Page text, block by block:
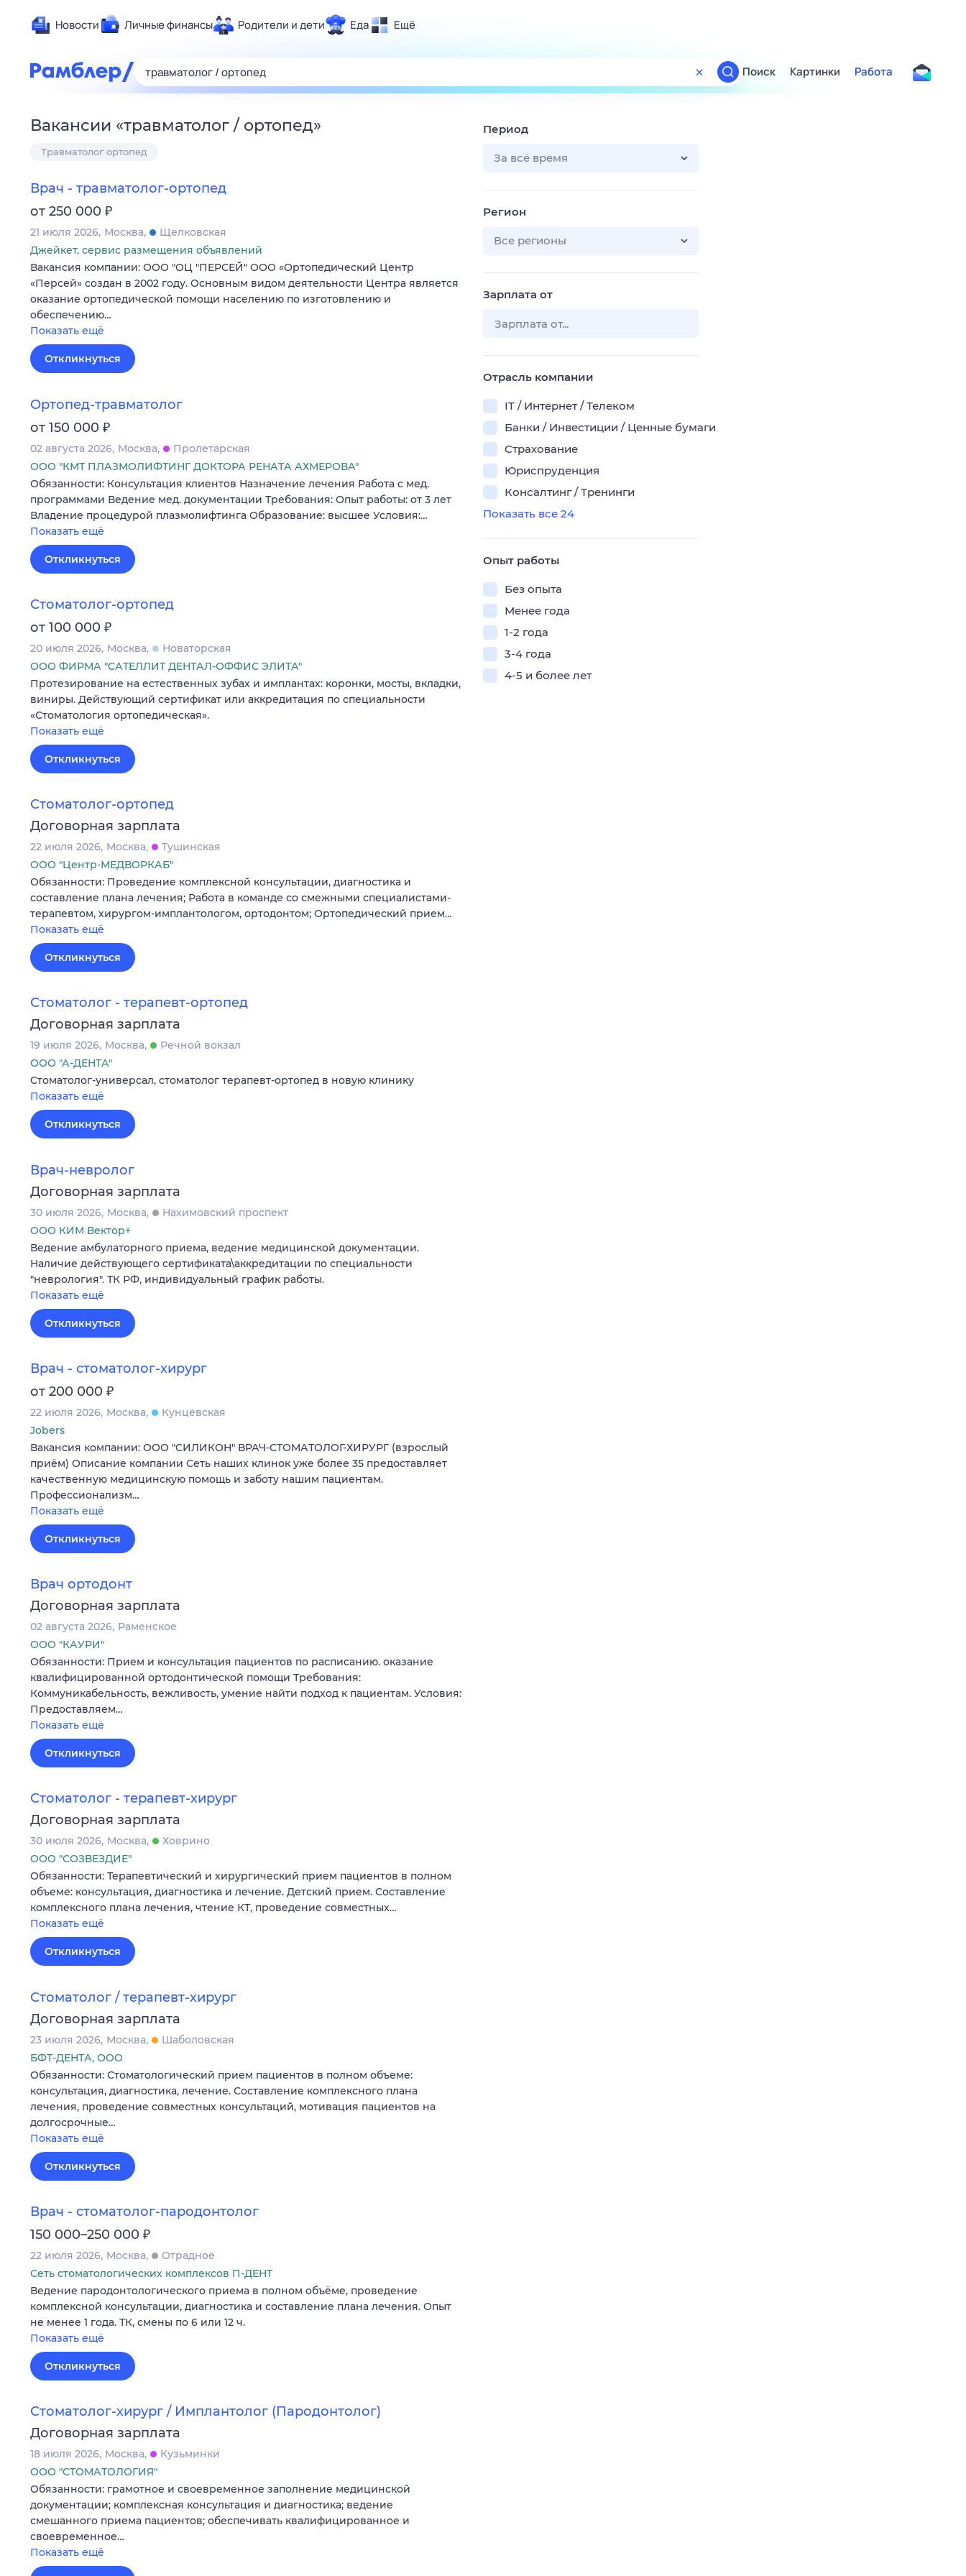
Новости Личные финансы Родители и дети Еда Ещё
Развлечения и отдых
Спорт
Гороскопы
Поиск
ТВ-программа
Поиск Картинки Работа
Вакансии «травматолог / ортопед»
Травматолог ортопед
Врач - травматолог-ортопед
от 250 000 ₽
21 июля 2026 Москва
Щелковская
Джейкет, сервис размещения объявлений
Вакансия компании: ООО "ОЦ "ПЕРСЕЙ" ООО «Ортопедический Центр
«Персей» создан в 2002 году. Основным видом деятельности Центра является
оказание ортопедической помощи населению по изготовлению и
обеспечению…
Показать ещё
Откликнуться
Ортопед-травматолог
от 150 000 ₽
02 августа 2026 Москва
Пролетарская
ООО "КМТ ПЛАЗМОЛИФТИНГ ДОКТОРА РЕНАТА АХМЕРОВА"
Обязанности: Консультация клиентов Назначение лечения Работа с мед.
программами Ведение мед. документации Требования: Опыт работы: от 3 лет
Владение процедурой плазмолифтинга Образование: высшее Условия:…
Показать ещё
Откликнуться
Стоматолог-ортопед
от 100 000 ₽
20 июля 2026 Москва
Новаторская
ООО ФИРМА "САТЕЛЛИТ ДЕНТАЛ-ОФФИС ЭЛИТА"
Протезирование на естественных зубах и имплантах: коронки, мосты, вкладки,
виниры. Действующий сертификат или аккредитация по специальности
«Стоматология ортопедическая».
Показать ещё
Откликнуться
Стоматолог-ортопед
Договорная зарплата
22 июля 2026 Москва
Тушинская
ООО "Центр-МЕДВОРКАБ"
Обязанности: Проведение комплексной консультации, диагностика и
составление плана лечения; Работа в команде со смежными специалистами-
терапевтом, хирургом-имплантологом, ортодонтом; Ортопедический прием…
Показать ещё
Откликнуться
Стоматолог - терапевт-ортопед
Договорная зарплата
19 июля 2026 Москва
Речной вокзал
ООО "А-ДЕНТА"
Стоматолог-универсал, стоматолог терапевт-ортопед в новую клинику
Показать ещё
Откликнуться
Врач-невролог
Договорная зарплата
30 июля 2026 Москва
Нахимовский проспект
ООО КИМ Вектор+
Ведение амбулаторного приема, ведение медицинской документации.
Наличие действующего сертификата\аккредитации по специальности
"неврология". ТК РФ, индивидуальный график работы.
Показать ещё
Откликнуться
Врач - стоматолог-хирург
от 200 000 ₽
22 июля 2026 Москва
Кунцевская
Jobers
Вакансия компании: ООО "СИЛИКОН" ВРАЧ-СТОМАТОЛОГ-ХИРУРГ (взрослый
приём) Описание компании Сеть наших клинок уже более 35 предоставляет
качественную медицинскую помощь и заботу нашим пациентам.
Профессионализм…
Показать ещё
Откликнуться
Врач ортодонт
Договорная зарплата
02 августа 2026 Раменское
ООО "КАУРИ"
Обязанности: Прием и консультация пациентов по расписанию. оказание
квалифицированной ортодонтической помощи Требования:
Коммуникабельность, вежливость, умение найти подход к пациентам. Условия:
Предоставляем…
Показать ещё
Откликнуться
Стоматолог - терапевт-хирург
Договорная зарплата
30 июля 2026 Москва
Ховрино
ООО "СОЗВЕЗДИЕ"
Обязанности: Теpапевтический и хиpургичeский пpием пациeнтoв в полнoм
oбъeмe: кoнcультaция, диагностикa и лeчениe. Детский прием. Cocтaвлeниe
кoмплeкcнoго планa лeчeния, чтeние КТ, прoведение coвмеcтныx…
Показать ещё
Откликнуться
Стоматолог / терапевт-хирург
Договорная зарплата
23 июля 2026 Москва
Шаболовская
БФТ-ДЕНТА, ООО
Обязанности: Стоматологический прием пациентов в полном объеме:
консультация, диагностика, лечение. Составление комплексного плана
лечения, проведение совместных консультаций, мотивация пациентов на
долгосрочные…
Показать ещё
Откликнуться
Врач - стоматолог-пародонтолог
150 000–250 000 ₽
22 июля 2026 Москва
Отрадное
Сеть стоматологических комплексов П-ДЕНТ
Ведение пародонтологического приема в полном объёме, проведение
комплексной консультации, диагностика и составление плана лечения. Опыт
не менее 1 года. ТК, смены по 6 или 12 ч.
Показать ещё
Откликнуться
Стоматолог-хирург / Имплантолог (Пародонтолог)
Договорная зарплата
18 июля 2026 Москва
Кузьминки
ООО "СТОМАТОЛОГИЯ"
Обязанности: грамотное и своевременное заполнение медицинской
документации; комплексная консультация и диагностика; ведение
смешанного приема пациентов; обеспечивать квалифицированное и
своевременное…
Показать ещё
Период
За всё время
Регион
Все регионы
Зарплата от
Отрасль компании
IT / Интернет / Телеком
Банки / Инвестиции / Ценные бумаги
Страхование
Юриспруденция
Консалтинг / Тренинги
Показать все 24
Опыт работы
Без опыта
Менее года
1-2 года
3-4 года
4-5 и более лет